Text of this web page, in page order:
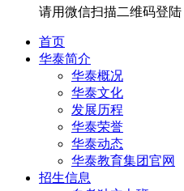
请用微信扫描二维码登陆
首页
华泰简介
华泰概况
华泰文化
发展历程
华泰荣誉
华泰动态
华泰教育集团官网
招生信息